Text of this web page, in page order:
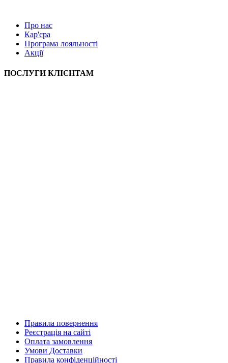
Про нас
Кар'єра
Програма лояльності
Акції
ПОСЛУГИ КЛІЄНТАМ
Правила повернення
Реєстрація на сайті
Оплата замовлення
Умови Доставки
Правила конфіденційності